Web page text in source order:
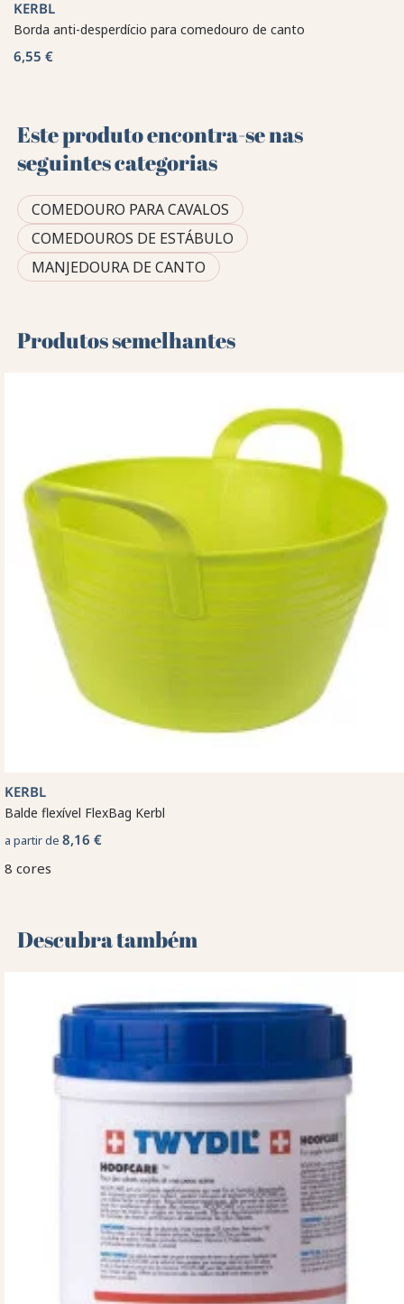
KERBL
Borda anti-desperdício para comedouro de canto
6,55 €
Este produto encontra-se nas
seguintes categorias
COMEDOURO PARA CAVALOS
COMEDOUROS DE ESTÁBULO
MANJEDOURA DE CANTO
Produtos semelhantes
KERBL
Balde flexível FlexBag Kerbl
a partir de 8,16 €
8 cores
Descubra também 🌻